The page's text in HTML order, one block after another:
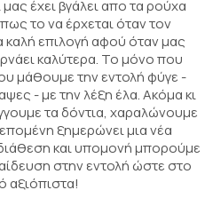
μας έχει βγάλει απο τα ρούχα
το να έρχεται όταν τον
καλή επιλογή αφού όταν μας
καλύτερα. Το μόνο που
μάθουμε την εντολή φύγε -
- με την λέξη έλα. Ακόμα κι
τα δόντια, χαραλώνουμε
ξημερώνει μια νέα
και υπομονή μπορούμε
στην εντολή ώστε στο
αξιόπιστα!